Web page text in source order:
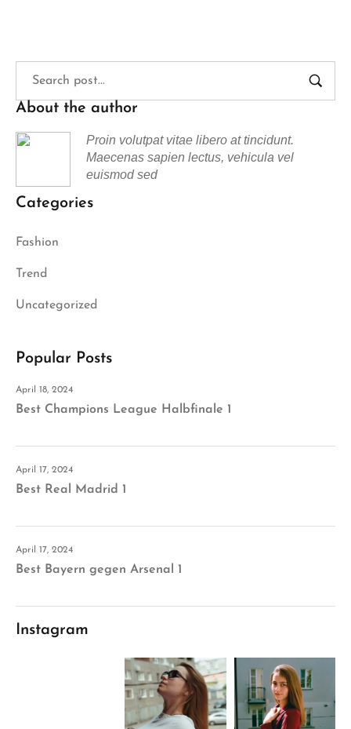
About the author
Proin volutpat vitae libero at tincidunt.
Maecenas sapien lectus, vehicula vel
euismod sed
Categories
Fashion
Trend
Uncategorized
Popular Posts
April 18, 2024
Best Champions League Halbfinale 1
April 17, 2024
Best Real Madrid 1
April 17, 2024
Best Bayern gegen Arsenal 1
Instagram